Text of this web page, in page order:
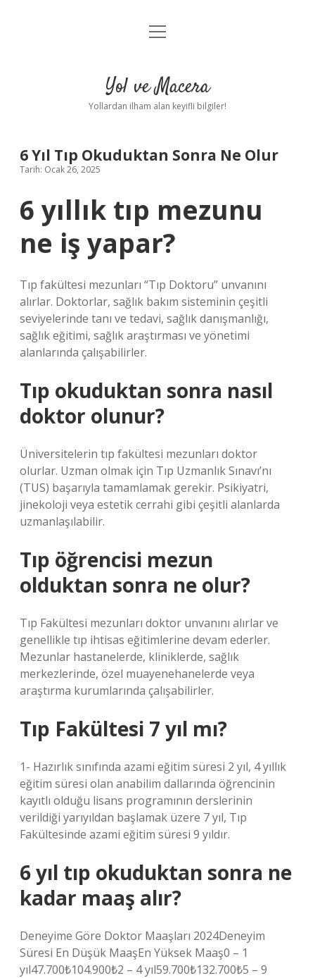
Anasayfa
Yasal Uyarı
menüyü
Yol ve Macera
Yollardan ilham alan keyifli bilgiler!
6 Yıl Tıp Okuduktan Sonra Ne Olur
Tarih: Ocak 26, 2025
6 yıllık tıp mezunu
ne iş yapar?
Tıp fakültesi mezunları “Tıp Doktoru” unvanını
alırlar. Doktorlar, sağlık bakım sisteminin çeşitli
seviyelerinde tanı ve tedavi, sağlık danışmanlığı,
sağlık eğitimi, sağlık araştırması ve yönetimi
alanlarında çalışabilirler.
Tıp okuduktan sonra nasıl
doktor olunur?
Üniversitelerin tıp fakültesi mezunları doktor
olurlar. Uzman olmak için Tıp Uzmanlık Sınavı’nı
(TUS) başarıyla tamamlamak gerekir. Psikiyatri,
jinekoloji veya estetik cerrahi gibi çeşitli alanlarda
uzmanlaşılabilir.
Tıp öğrencisi mezun
olduktan sonra ne olur?
Tıp Fakültesi mezunları doktor unvanını alırlar ve
genellikle tıp ihtisas eğitimlerine devam ederler.
Mezunlar hastanelerde, kliniklerde, sağlık
merkezlerinde, özel muayenehanelerde veya
araştırma kurumlarında çalışabilirler.
Tıp Fakültesi 7 yıl mı?
1- Hazırlık sınıfında azami eğitim süresi 2 yıl, 4 yıllık
eğitim süresi olan anabilim dallarında öğrencinin
kayıtlı olduğu lisans programının derslerinin
verildiği yarıyıldan başlamak üzere 7 yıl, Tıp
Fakültesinde azami eğitim süresi 9 yıldır.
6 yıl tıp okuduktan sonra ne
kadar maaş alır?
Deneyime Göre Doktor Maaşları 2024Deneyim
Süresi En Düşük MaaşEn Yüksek Maaş0 – 1
yıl47.700₺104.900₺2 – 4 yıl59.700₺132.700₺5 – 9